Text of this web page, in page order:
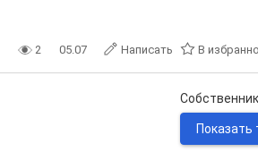
2 05.07 Написать В
Собственник
Показать